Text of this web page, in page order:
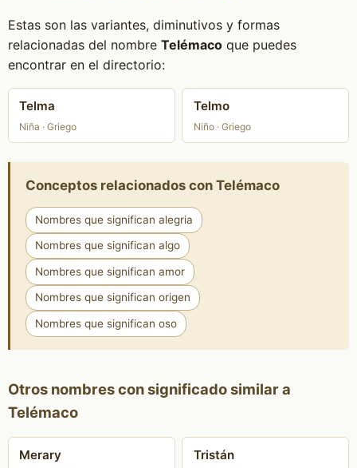
Estas son las variantes, diminutivos y formas
relacionadas del nombre Telémacoque puedes
encontrar en el directorio:
Telma
Niña · Griego
Telmo
Niño · Griego
Conceptos relacionados con Telémaco
Nombres que significan alegria
Nombres que significan algo
Nombres que significan amor
Nombres que significan origen
Nombres que significan oso
Otros nombres con significado similar a
Telémaco
Merary Tristán